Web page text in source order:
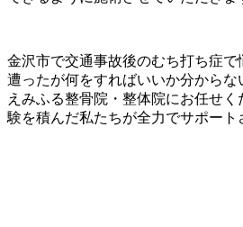
金沢市で交通事故後のむち打ち症で
遭ったが何をすればいいか分から
えみふる整骨院・整体院にお任せ
験を積んだ私たちが全力でサポート